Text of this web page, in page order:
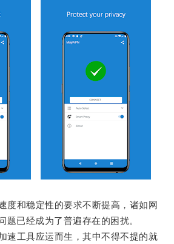
和稳定性的要求不断提高，诸如网
题已经成为了普遍存在的困扰。
工具应运而生，其中不得不提的就